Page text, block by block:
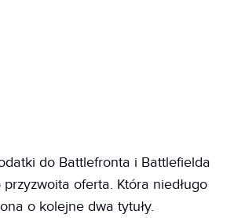
do Battlefronta i Battlefielda
oferta. Która niedługo
o kolejne dwa tytuły.